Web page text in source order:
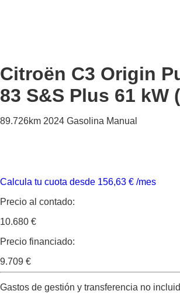
Citroën C3 Origin
83 S&S Plus 61 kW
89.726km 2024 Gasolina Manual
Calcula tu cuota desde 156,63 € /mes
Precio al contado:
10.680 €
Precio financiado:
9.709 €
Gastos de gestión y transferencia no